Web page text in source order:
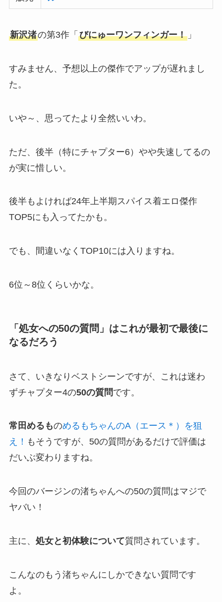
新沢渚の第3作「 びにゅーワンフィンガー！」
すみません、予想以上の傑作でアップが遅れまし
た。
いや～、思ってたより全然いいわ。
ただ、後半（特にチャプター6）やや失速してるの
が実に惜しい。
後半もよければ24年上半期スパイス着エロ傑作
TOP5にも入ってたかも。
でも、間違いなくTOP10には入りますね。
6位～8位くらいかな。
「処女への50の質問」はこれが最初で最後に
なるだろう
さて、いきなりベストシーンですが、これは迷わ
ずチャプター4の50の質問です。
常田めるものめるもちゃんのA（エース＊）を狙
え！ もそうですが、50の質問があるだけで評価は
だいぶ変わりますね。
今回のバージンの渚ちゃんへの50の質問はマジで
ヤバい！
主に、 処女と初体験について質問されています。
こんなのもう渚ちゃんにしかできない質問です
よ。